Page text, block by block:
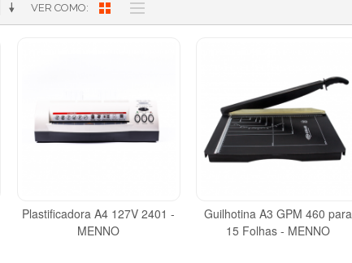
VER COMO
Plastificadora A4 127V 2401 -
MENNO
Guilhotina A3 GPM 460 para
15 Folhas - MENNO